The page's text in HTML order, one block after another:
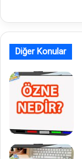
Diğer Konular